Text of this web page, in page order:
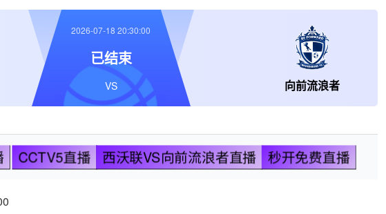
向前流浪者
2026-07-18 20:30:00
已结束
VS
CCTV5直播 西沃联VS向前流浪者直播 秒开免费直播